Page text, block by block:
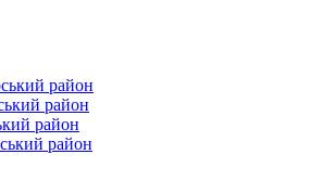
район
район
район
район